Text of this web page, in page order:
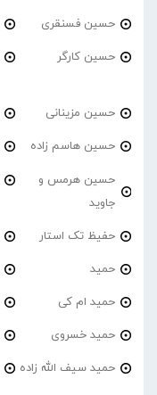
حسین فسنقری
حسین کارگر
حسین مزینانی
حسین هاسم زاده
حسین هرمس و
جاوید
حفیظ تک استار
حمید
حمید ام کی
حمید خسروی
حمید سیف الله زاده